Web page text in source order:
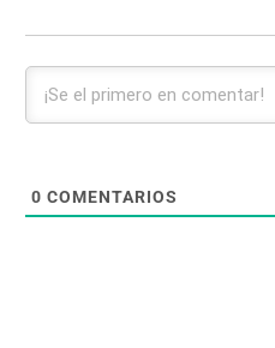
0 COMENTARIOS